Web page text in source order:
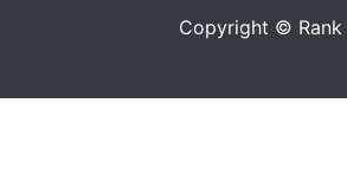
Copyright ©